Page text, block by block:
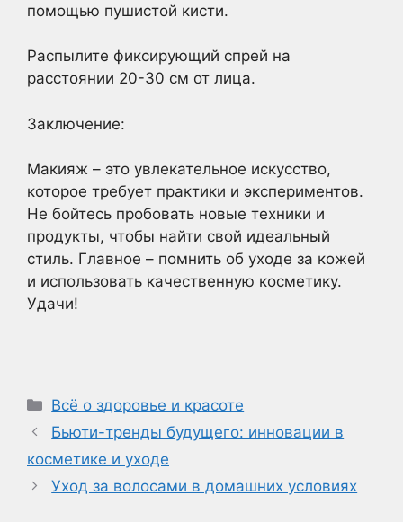
помощью пушистой кисти.
Распылите фиксирующий спрей на
расстоянии 20-30 см от лица.
Заключение:
Макияж – это увлекательное искусство,
которое требует практики и экспериментов.
Не бойтесь пробовать новые техники и
продукты, чтобы найти свой идеальный
стиль. Главное – помнить об уходе за кожей
и использовать качественную косметику.
Удачи!
Рубрики
Всё о здоровье и красоте
Бьюти-тренды будущего: инновации в
косметике и уходе
Уход за волосами в домашних условиях